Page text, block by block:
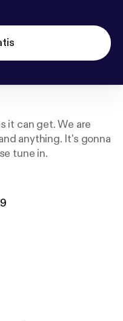
it can get. We are
anything. It's gonna
tune in.